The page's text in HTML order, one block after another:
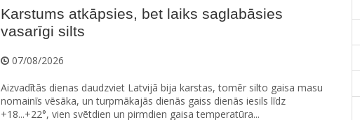
Karstums atkāpsies, bet laiks saglabāsies
vasarīgi silts
07/08/2026
Aizvadītās dienas daudzviet Latvijā bija karstas, tomēr silto gaisa masu
nomainīs vēsāka, un turpmākajās dienās gaiss dienās iesils līdz
+18...+22°, vien svētdien un pirmdien gaisa temperatūra...